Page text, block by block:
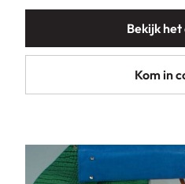
Bekijk het
Kom in